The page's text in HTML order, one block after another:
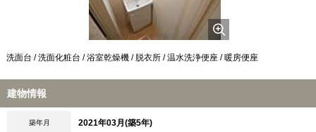
洗面台 / 洗面化粧台 / 浴室乾燥機 / 脱衣所 / 温水洗浄便座 / 暖房便座
建物情報
築年月 2021年03月(築5年)